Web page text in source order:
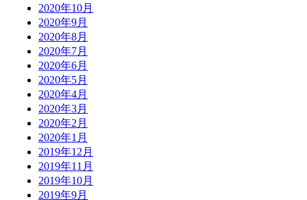
2020年10月
2020年9月
2020年8月
2020年7月
2020年6月
2020年5月
2020年4月
2020年3月
2020年2月
2020年1月
2019年12月
2019年11月
2019年10月
2019年9月